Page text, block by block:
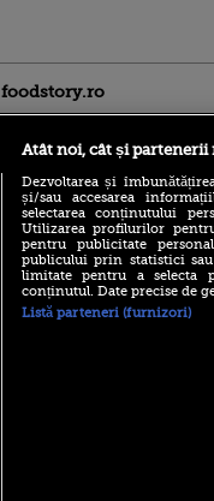
foodstory.ro
(P) Descoperă Lumea
Evenimentelor din România
cu Transilvania Events!
Atât noi, cât și
Dezvoltarea și
și/sau accesarea
selectarea conținutului
Utilizarea profilurilor
pentru publicitate
publicului prin statistici
limitate pentru a selecta
conținutul. Date precise de
Listă parteneri (furnizori)